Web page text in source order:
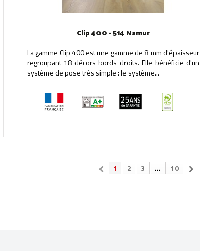
Clip 400 - 514 Namur
La gamme Clip 400 est une gamme de 8 mm d'épaisseur
regroupant 18 décors bords droits. Elle bénéficie d'un
système de pose très simple : le système...
1 2 3 ... 10